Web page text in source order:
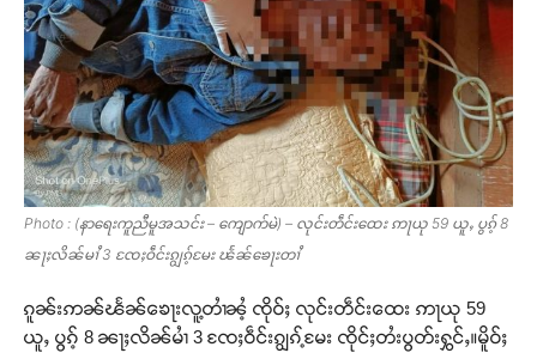
Photo : (နာရေးကူညီမူအသင်း – ကျောက်မဲ) – လုင်းတဵင်းထေး ဢႃယု 59 ယူႇ ပွၵ့် 8
ၼႃႈလိၼ်မၢႆ 3 ၸႄႈဝဵင်းၵျွၵ့်မႄး ၽႅၼ်ၶေႃးတၢႆ
ၵူၼ်းဢၼ်ၽႅၼ်ၶေႃးလူ့တၢႆၼႆ့ ၸိုဝ်ႈ လုင်းတဵင်းထေး ဢႃယု 59
ယူႇ ပွၵ့် 8 ၼႃႈလိၼ်မၢႆ 3 ၸႄႈဝဵင်းၵျွၵ့်မႄး ၸိုင်ႈတႆးပွတ်းႁွင်ႇ။မိူဝ်ႈ